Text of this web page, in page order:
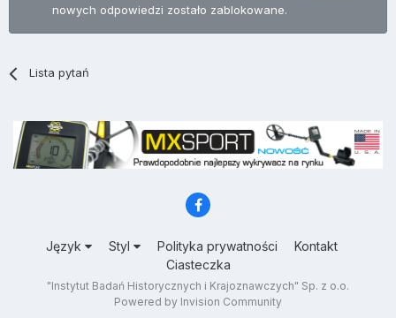
nowych odpowiedzi zostało zablokowane.
Lista pytań
Język Styl Polityka prywatności
Kontakt
Ciasteczka
"Instytut Badań Historycznych i Krajoznawczych" Sp. z o.o.
Powered by Invision Community